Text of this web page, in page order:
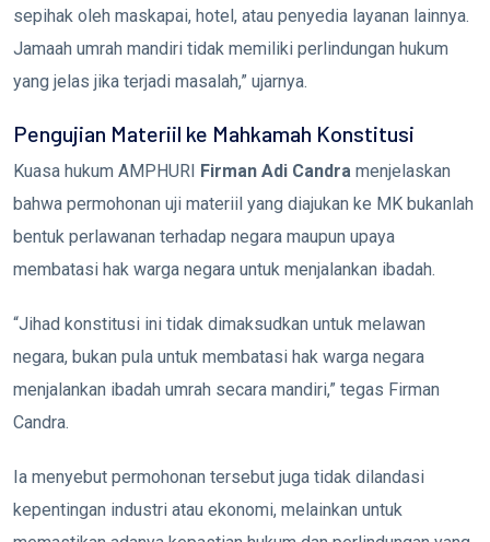
sepihak oleh maskapai, hotel, atau penyedia layanan lainnya.
Jamaah umrah mandiri tidak memiliki perlindungan hukum
yang jelas jika terjadi masalah,” ujarnya.
Pengujian Materiil ke Mahkamah Konstitusi
Kuasa hukum AMPHURI Firman Adi Candra menjelaskan
bahwa permohonan uji materiil yang diajukan ke MK bukanlah
bentuk perlawanan terhadap negara maupun upaya
membatasi hak warga negara untuk menjalankan ibadah.
“Jihad konstitusi ini tidak dimaksudkan untuk melawan
negara, bukan pula untuk membatasi hak warga negara
menjalankan ibadah umrah secara mandiri,” tegas Firman
Candra.
Ia menyebut permohonan tersebut juga tidak dilandasi
kepentingan industri atau ekonomi, melainkan untuk